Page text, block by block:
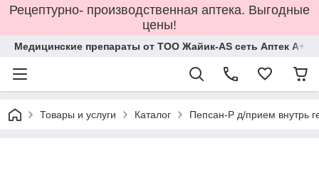
Рецептурно- производственная аптека. Выгодные
цены!
Медицинские препараты от ТОО Жайик-AS сеть Аптек А+
Товары и услуги Каталог Пепсан-Р д/прием внутрь